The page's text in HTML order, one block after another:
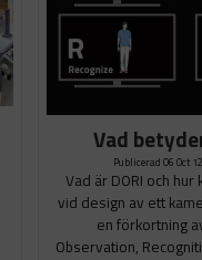
Vad
Publicerad 06 Oct
Vad är DORI och
vid design av ett
en förkortning
Observation,